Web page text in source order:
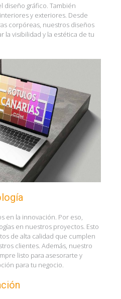
diseño gráfico. También
y exteriores. Desde
corpóreas, nuestros diseños
la visibilidad y la estética de tu
en la innovación. Por eso,
en nuestros proyectos. Esto
de alta calidad que cumplen
clientes. Además, nuestro
listo para asesorarte y
para tu negocio.